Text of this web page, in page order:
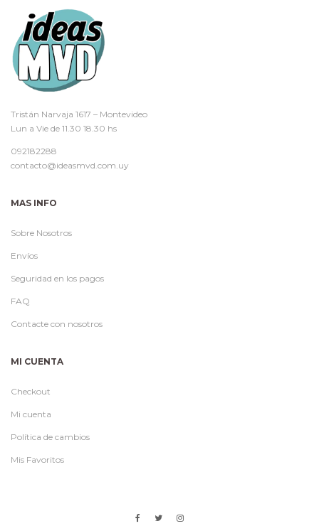
Tristán Narvaja 1617 – Montevideo
Lun a Vie de 11.30 18.30 hs
092182288
contacto@ideasmvd.com.uy
MAS INFO
Sobre Nosotros
Envíos
Seguridad en los pagos
FAQ
Contacte con nosotros
MI CUENTA
Checkout
Mi cuenta
Política de cambios
Mis Favoritos